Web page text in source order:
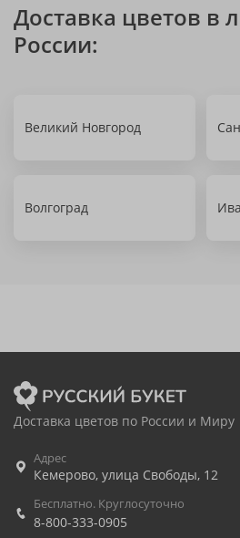
Доставка цветов в
России:
Великий Новгород
Волгоград
Доставка цветов по России и Миру
Адрес
Кемерово, улица Свободы, 12
Бесплатно. Круглосуточно
8-800-333-0905